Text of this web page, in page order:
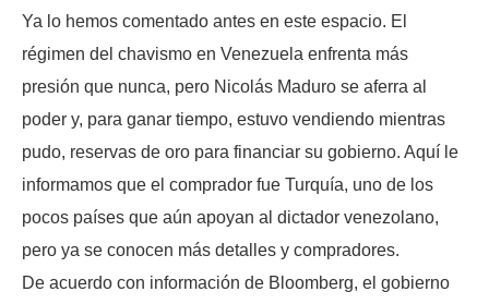
Ya lo hemos comentado antes en este espacio. El
régimen del chavismo en Venezuela enfrenta más
presión que nunca, pero Nicolás Maduro se aferra al
poder y, para ganar tiempo, estuvo vendiendo mientras
pudo, reservas de oro para financiar su gobierno. Aquí le
informamos que el comprador fue Turquía, uno de los
pocos países que aún apoyan al dictador venezolano,
pero ya se conocen más detalles y compradores.
De acuerdo con información de Bloomberg, el gobierno